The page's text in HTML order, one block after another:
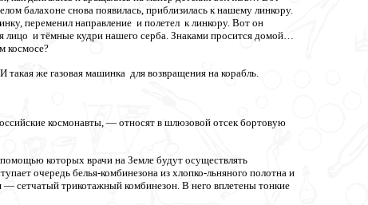
балахоне снова появилась, приблизилась к нашему линкору.
переменил направление и полетел к линкору. Вот он
лицо и тёмные кудри нашего серба. Знаками просится домой…
космосе?
же газовая машинка для возвращения на корабль.
космонавты, — относят в шлюзовой отсек бортовую
которых врачи на Земле будут осуществлять
очередь белья-комбинезона из хлопко-льняного полотна и
сетчатый трикотажный комбинезон. В него вплетены тонкие